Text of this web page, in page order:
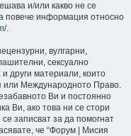
и/или какво не се
повече информация относно
.
вулгарни,
сексуално
други материали, които
или Международното Право.
Ви и постоянно
Ви, ако това ни се стори
записват за да помогнат
че “Форум | Мисия